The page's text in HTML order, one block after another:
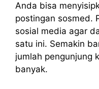
Anda bisa
postingan sosmed.
sosial media agar
satu ini. Semakin
jumlah pengunjung
banyak.